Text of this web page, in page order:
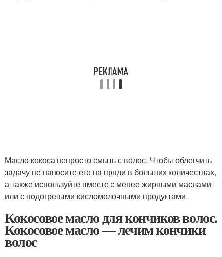
Масло кокоса непросто смыть с волос. Чтобы облегчить
задачу не наносите его на пряди в больших количествах,
а также используйте вместе с менее жирными маслами
или с подогретыми кисломолочными продуктами.
Кокосовое масло для кончиков волос.
Кокосовое масло — лечим кончики
волос